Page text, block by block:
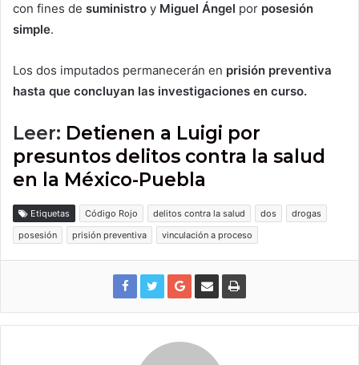
con fines de suministro y Miguel Ángel por posesión
simple.
Los dos imputados permanecerán en prisión preventiva
hasta que concluyan las investigaciones en curso.
Leer: Detienen a Luigi por
presuntos delitos contra la salud
en la México-Puebla
Etiquetas Código Rojo delitos contra la salud dos
drogas
posesión
prisión preventiva vinculación a proceso